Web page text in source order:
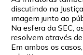
discutindo na
imagem junto ao
Na esfera da SEC,
resolvem através
Em ambos os